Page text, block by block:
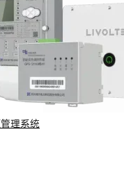
理系统